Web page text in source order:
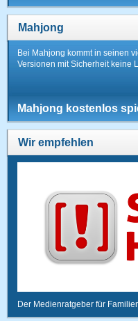
Mahjong
Bei Mahjong kommt in seinen
Versionen mit Sicherheit keine
Mahjong kostenlos
Wir empfehlen
Der Medienratgeber für